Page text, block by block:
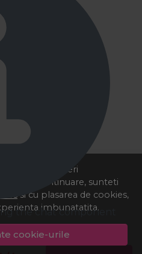
pentru a va oferi
in continuare, sunteti
si cu plasarea de cookies,
imbunatatita.
cookie-urile
the chat component